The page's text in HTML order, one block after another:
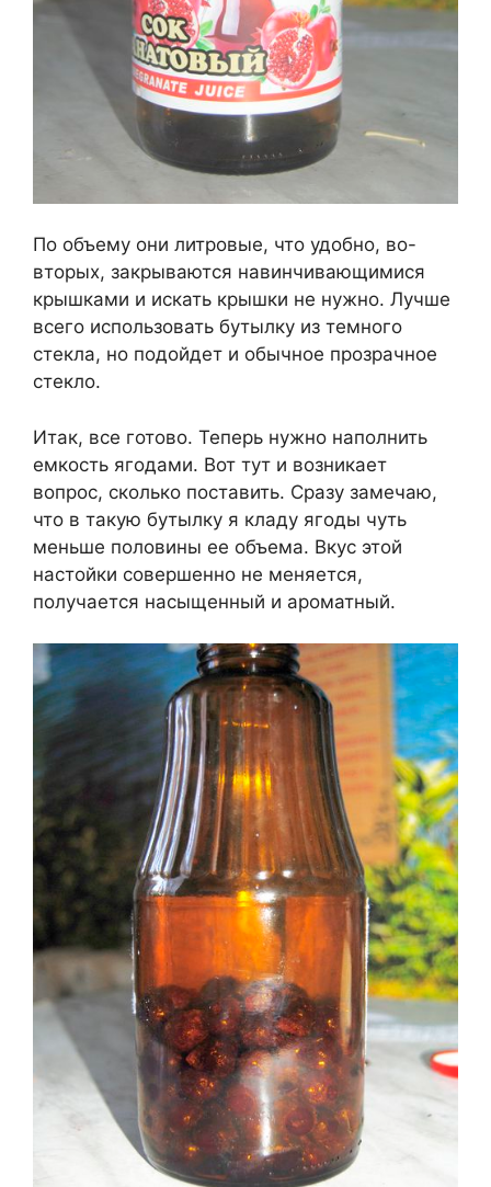
По объему они литровые, что удобно, во-
вторых, закрываются навинчивающимися
крышками и искать крышки не нужно. Лучше
всего использовать бутылку из темного
стекла, но подойдет и обычное прозрачное
стекло.
Итак, все готово. Теперь нужно наполнить
емкость ягодами. Вот тут и возникает
вопрос, сколько поставить. Сразу замечаю,
что в такую ​​бутылку я кладу ягоды чуть
меньше половины ее объема. Вкус этой
настойки совершенно не меняется,
получается насыщенный и ароматный.